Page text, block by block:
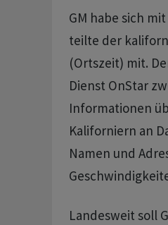
GM habe sich
‌teilte der
(Ortszeit) mit.
Dienst OnStar
Informationen
Kaliforniern an
Namen ‌und
Landesweit soll